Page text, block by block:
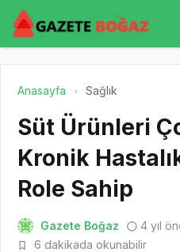
Anasayfa Sağlık
Süt Ürünleri
Kronik
Role Sahip
Gazete Boğaz 4 yıl
6 dakikada okunabilir